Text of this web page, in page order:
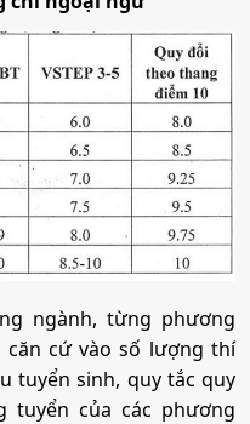
ngành, từng phương
cứ vào số lượng thí
tuyển sinh, quy tắc quy
của các phương